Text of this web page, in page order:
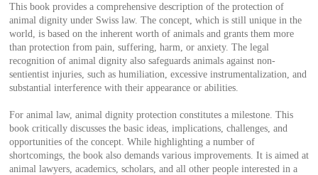
This book provides a comprehensive description of the protection of
animal dignity under Swiss law. The concept, which is still unique in the
world, is based on the inherent worth of animals and grants them more
than protection from pain, suffering, harm, or anxiety. The legal
recognition of animal dignity also safeguards animals against non-
sentientist injuries, such as humiliation, excessive instrumentalization, and
substantial interference with their appearance or abilities.
For animal law, animal dignity protection constitutes a milestone. This
book critically discusses the basic ideas, implications, challenges, and
opportunities of the concept. While highlighting a number of
shortcomings, the book also demands various improvements. It is aimed at
animal lawyers, academics, scholars, and all other people interested in a